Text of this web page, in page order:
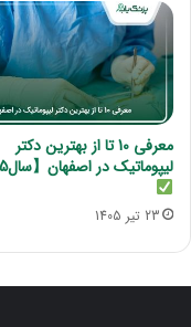
معرفی 10 تا از بهترین دکتر
لیپوماتیک در اصفهان【سال1405】
23 تیر 1405